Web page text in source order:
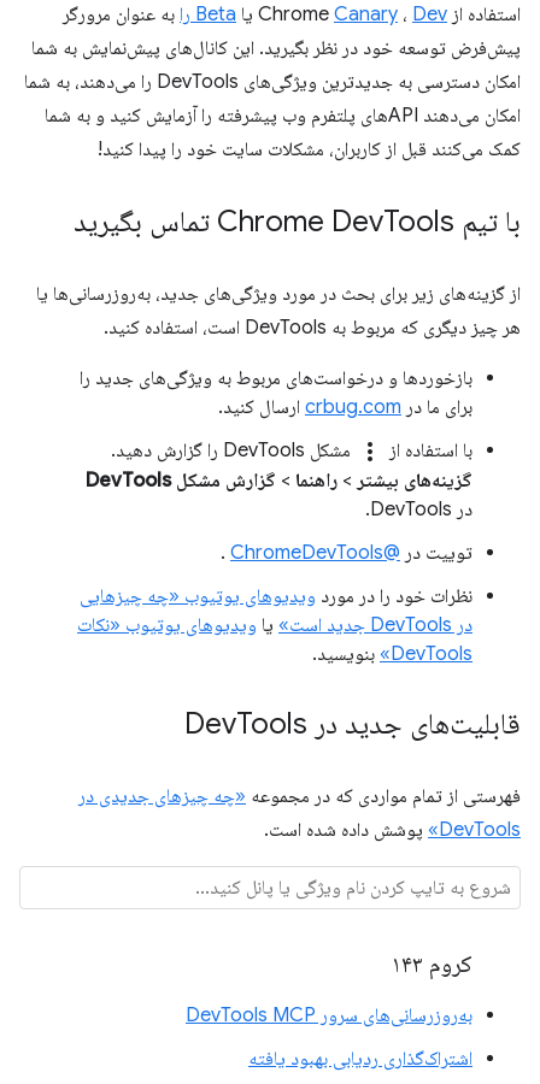
استفاده از Chrome Canary ، Dev یا Beta را
به عنوان مرورگر
پیش‌فرض توسعه خود در نظر بگیرید. این کانال‌های پیش‌نمایش به شما
امکان دسترسی به جدیدترین ویژگی‌های DevTools را می‌دهند، به شما
امکان می‌دهند APIهای پلتفرم وب پیشرفته را آزمایش کنید و به شما
کمک می‌کنند قبل از کاربران، مشکلات سایت خود را پیدا کنید!
با تیم Chrome Dev Tools تماس بگیرید
از گزینه‌های زیر برای بحث در مورد ویژگی‌های جدید، به‌روزرسانی‌ها یا
هر چیز دیگری که مربوط به DevTools است، استفاده کنید.
بازخوردها و درخواست‌های مربوط به ویژگی‌های جدید را
برای ما در crbug.com ارسال کنید.
با استفاده از
more_vert
مشکل DevTools را گزارش دهید.
گزینه‌های بیشتر > راهنما > گزارش مشکل DevTools
در DevTools.
توییت در @ChromeDevTools
.
نظرات خود را در مورد ویدیوهای یوتیوب «چه چیزهایی
در DevTools جدید است»
یا ویدیوهای یوتیوب «نکات
DevTools»
بنویسید.
قابلیت‌های جدید در Dev Tools
فهرستی از تمام مواردی که در مجموعه «چه چیزهای جدیدی در
DevTools»
پوشش داده شده است.
کروم ۱۴۳
به‌روزرسانی‌های سرور DevTools MCP
اشتراک‌گذاری ردیابی بهبود یافته